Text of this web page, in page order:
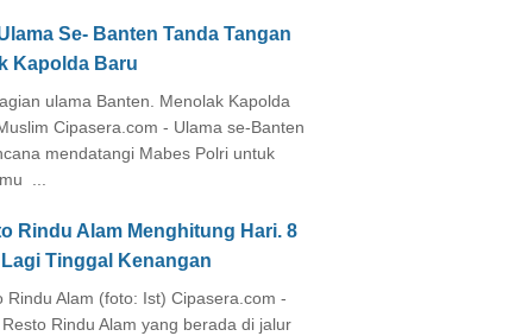
Se- Banten Tanda Tangan
Kapolda Baru
ulama Banten. Menolak Kapolda
Cipasera.com - Ulama se-Banten
mendatangi Mabes Polri untuk
...
Rindu Alam Menghitung Hari. 8
Lagi Tinggal Kenangan
Rindu Alam (foto: Ist) Cipasera.com -
Rindu Alam yang berada di jalur